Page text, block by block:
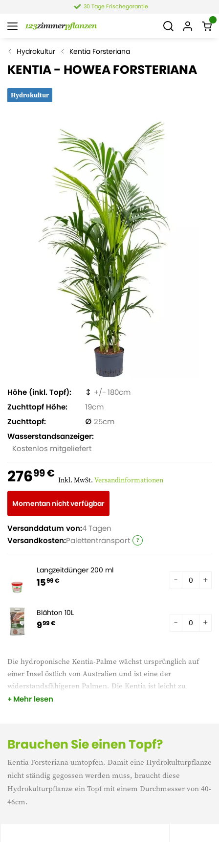
Hydrokultur Kentia Forsteriana
KENTIA - HOWEA FORSTERIANA
Hydrokultur
Die hydroponische Kentia-Palme wächst ursprünglich auf
einer Insel östlich von Australien und ist eine der
widerstandsfähigeren Palmen. Die Kentia ist leicht zu
pflegen. Stellen Sie diese beliebte Palme an einen
Mehr lesen
Höhe (inkl. Topf)
180
Zuchttopf Höhe
19
Zuchttopf
25
Wasserstandsanzeiger
Kostenlos mitgeliefert
27699 € Inkl. MwSt. Versandinformationen
Momentan nicht verfügbar
Versanddatum von:4 Tagen
Versandkosten:Palettentransport
Langzeitdünger 200 ml
1599 €
Blähton 10L
999 €
Brauchen Sie einen Topf?
Kentia Forsteriana umtopfen. Damit eine Hydrokulturpflanze
nicht ständig gegossen werden muss, braucht diese
Hydrokulturpflanze ein Topf mit einem Durchmesser von 40-
46cm.